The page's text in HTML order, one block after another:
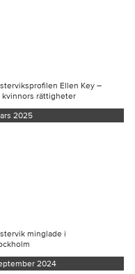
Ellen Key –
kvinnors rättigheter
2025
minglade i
2024